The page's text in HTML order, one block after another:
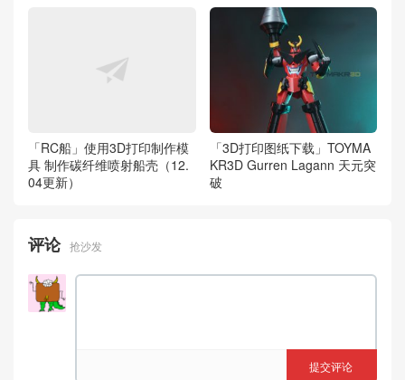
「RC船」使用3D打印制作模
具 制作碳纤维喷射船壳（12.
04更新）
「3D打印图纸下载」TOYMA
KR3D Gurren Lagann 天元突
破
评论 抢沙发
提交评论